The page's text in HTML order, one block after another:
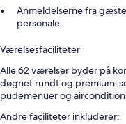
Anmeldelserne fra
personale
Værelsesfaciliteter
Alle 62 værelser byder på
døgnet rundt og premium-
pudemenuer og
Andre faciliteter inkluderer: